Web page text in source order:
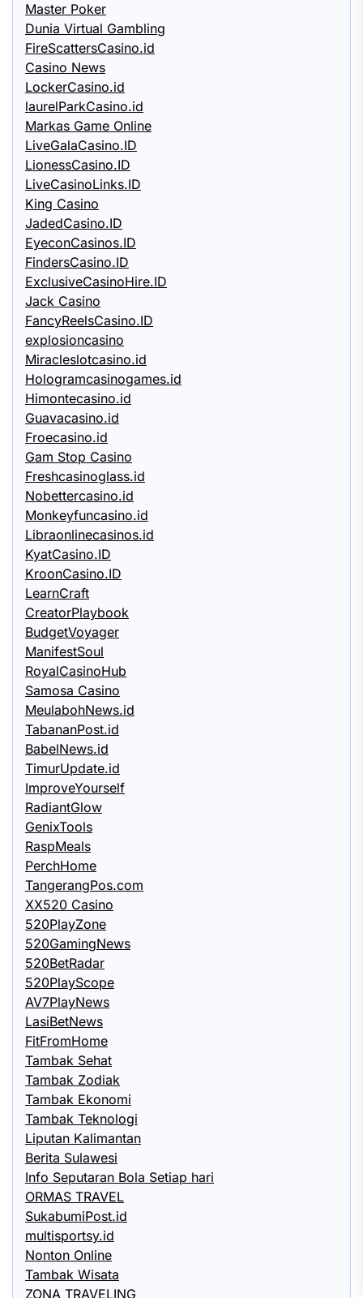
Master Poker
Dunia Virtual Gambling
FireScattersCasino.id
Casino News
LockerCasino.id
laurelParkCasino.id
Markas Game Online
LiveGalaCasino.ID
LionessCasino.ID
LiveCasinoLinks.ID
King Casino
JadedCasino.ID
EyeconCasinos.ID
FindersCasino.ID
ExclusiveCasinoHire.ID
Jack Casino
FancyReelsCasino.ID
explosioncasino
Miracleslotcasino.id
Hologramcasinogames.id
Himontecasino.id
Guavacasino.id
Froecasino.id
Gam Stop Casino
Freshcasinoglass.id
Nobettercasino.id
Monkeyfuncasino.id
Libraonlinecasinos.id
KyatCasino.ID
KroonCasino.ID
LearnCraft
CreatorPlaybook
BudgetVoyager
ManifestSoul
RoyalCasinoHub
Samosa Casino
MeulabohNews.id
TabananPost.id
BabelNews.id
TimurUpdate.id
ImproveYourself
RadiantGlow
GenixTools
RaspMeals
PerchHome
TangerangPos.com
XX520 Casino
520PlayZone
520GamingNews
520BetRadar
520PlayScope
AV7PlayNews
LasiBetNews
FitFromHome
Tambak Sehat
Tambak Zodiak
Tambak Ekonomi
Tambak Teknologi
Liputan Kalimantan
Berita Sulawesi
Info Seputaran Bola Setiap hari
ORMAS TRAVEL
SukabumiPost.id
multisportsy.id
Nonton Online
Tambak Wisata
ZONA TRAVELING